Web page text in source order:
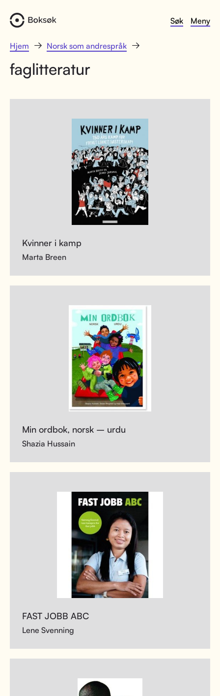
Søk Meny
Hjem Norsk som andrespråk
faglitteratur
Kvinner i kamp
Marta Breen
Min ordbok, norsk – urdu
Shazia Hussain
FAST JOBB ABC
Lene Svenning